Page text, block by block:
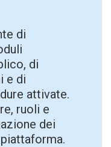
di
di
e di
attivate.
ruoli e
dei